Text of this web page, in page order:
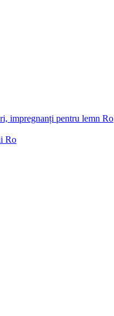
impregnanți pentru lemn Ro
Ro